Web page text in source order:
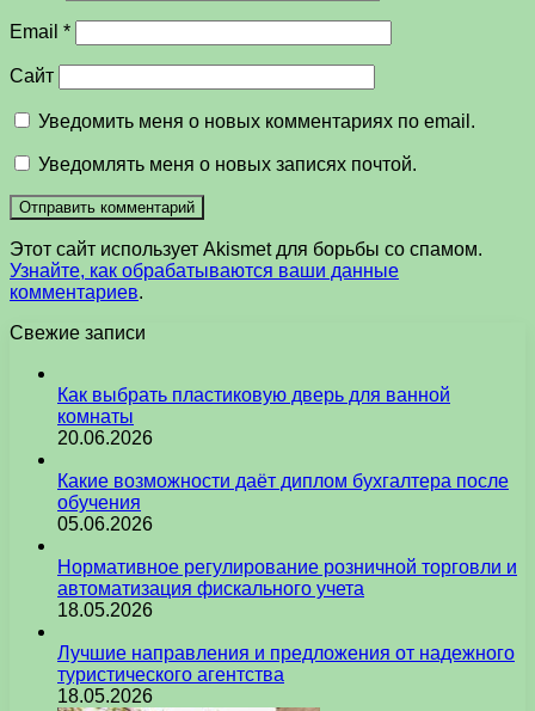
Email *
Сайт
Уведомить меня о новых комментариях по email.
Уведомлять меня о новых записях почтой.
Этот сайт использует Akismet для борьбы со спамом.
Узнайте, как обрабатываются ваши данные
комментариев.
Свежие записи
Как выбрать пластиковую дверь для ванной
комнаты
20.06.2026
Какие возможности даёт диплом бухгалтера после
обучения
05.06.2026
Нормативное регулирование розничной торговли и
автоматизация фискального учета
18.05.2026
Лучшие направления и предложения от надежного
туристического агентства
18.05.2026